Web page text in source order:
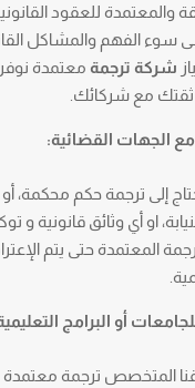
والمعتمدة للعقود
سوء الفهم والمشاكل
شركة ترجمة معتمدة
ثقتك مع شركائك.
الجهات القضائية:
إلى ترجمة حكم محكمة،
او أي وثائق قانونية و
المعتمدة حتى يتم
أو البرامج
المتخصص ترجمة معتمدة